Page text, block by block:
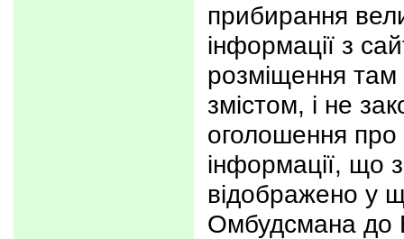
прибирання
інформації з
розміщення там
змістом, і не
оголошення про
інформації, що
відображено у
Омбудсмана до